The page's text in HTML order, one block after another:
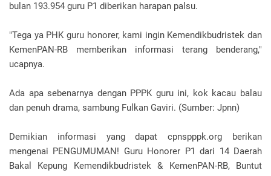
bulan 193.954 guru P1 diberikan harapan palsu.
"Tega ya PHK guru honorer, kami ingin Kemendikbudristek dan
KemenPAN-RB memberikan informasi terang benderang,"
ucapnya.
Ada apa sebenarnya dengan PPPK guru ini, kok kacau balau
dan penuh drama, sambung Fulkan Gaviri. (Sumber: Jpnn)
Demikian informasi yang dapat cpnspppk.org berikan
mengenai PENGUMUMAN! Guru Honorer P1 dari 14 Daerah
Bakal Kepung Kemendikbudristek & KemenPAN-RB, Buntut